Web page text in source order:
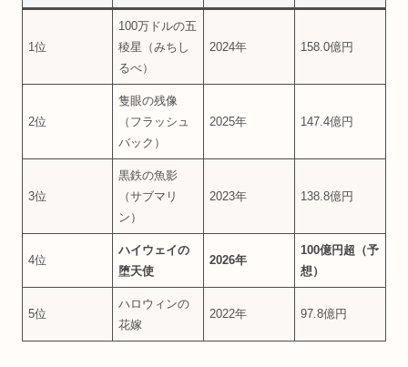
1位
100万ドルの五
稜星（みちし
るべ）
2024年 158.0億円
2位
隻眼の残像
（フラッシュ
バック）
2025年 147.4億円
3位
黒鉄の魚影
（サブマリ
ン）
2023年 138.8億円
4位
ハイウェイの
堕天使
2026年
100億円超（予
想）
5位
ハロウィンの
花嫁
2022年 97.8億円